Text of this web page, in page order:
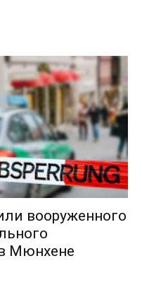
вооруженного
Мюнхене